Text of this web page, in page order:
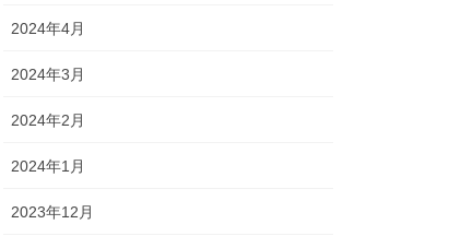
2024年4月
2024年3月
2024年2月
2024年1月
2023年12月